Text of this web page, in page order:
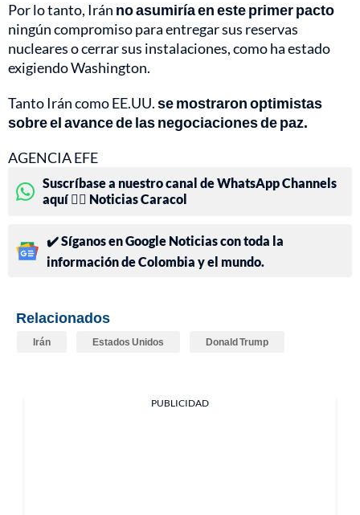
Por lo tanto, Irán no asumiría en este primer pacto
ningún compromiso para entregar sus reservas
nucleares o cerrar sus instalaciones, como ha estado
exigiendo Washington.
Tanto Irán como EE.UU.se mostraron optimistas
sobre el avance de las negociaciones de paz.
AGENCIA EFE
Suscríbase a nuestro canal de WhatsApp Channels
aquí 👉🏻 Noticias Caracol
✔️ Síganos en Google Noticias con toda la
información de Colombia y el mundo.
Relacionados
Irán Estados Unidos Donald Trump
PUBLICIDAD